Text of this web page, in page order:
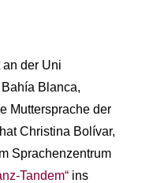
an der Uni
Blanca,
Muttersprache der
Christina Bolívar,
Sprachenzentrum
Tandem“ ins